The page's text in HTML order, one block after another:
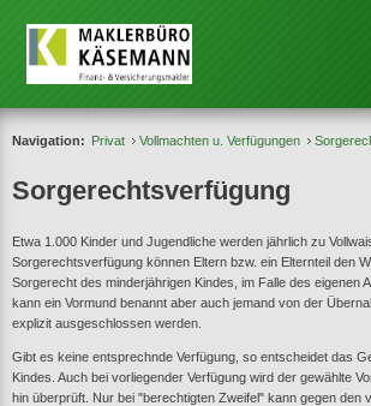
Navigation: Privat Vollmachten u. Verfügungen
Sorgerechtsverfügung
Etwa 1.000 Kinder und Jugendliche werden jährlich zu
Sorgerechtsverfügung können Eltern bzw. ein Elternteil den
Sorgerecht des minderjährigen Kindes, im Falle des eigenen
kann ein Vormund benannt aber auch jemand von der
explizit ausgeschlossen werden.
Gibt es keine entsprechnde Verfügung, so entscheidet das
Kindes. Auch bei vorliegender Verfügung wird der gewählte
hin überprüft. Nur bei "berechtigten Zweifel" kann gegen den